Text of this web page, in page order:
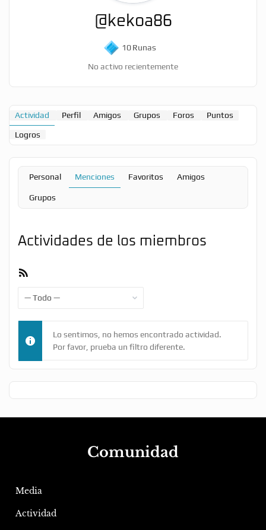
@kekoa86
10Runas
No activo recientemente
Actividad Perfil Amigos Grupos Foros Puntos
Logros
Personal Menciones Favoritos Amigos
Grupos
Actividades de los miembros
Lo sentimos, no hemos encontrado actividad.
Por favor, prueba un filtro diferente.
Comunidad
Media
Actividad